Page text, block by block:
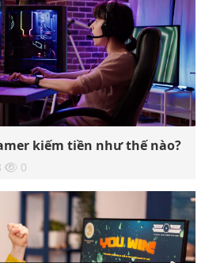
kiếm tiền như thế nào?
0